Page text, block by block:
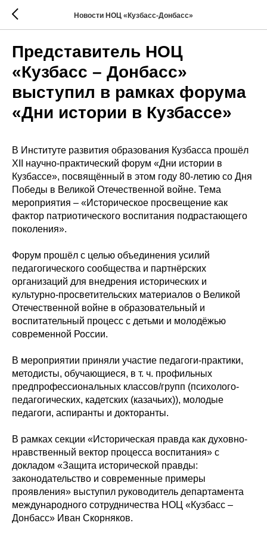
Новости НОЦ «Кузбасс-Донбасс»
Представитель НОЦ
«Кузбасс – Донбасс»
выступил в рамках форума
«Дни истории в Кузбассе»
В Институте развития образования Кузбасса прошёл
XII научно-практический форум «Дни истории в
Кузбассе», посвящённый в этом году 80-летию со Дня
Победы в Великой Отечественной войне. Тема
мероприятия – «Историческое просвещение как
фактор патриотического воспитания подрастающего
поколения».
Форум прошёл с целью объединения усилий
педагогического сообщества и партнёрских
организаций для внедрения исторических и
культурно-просветительских материалов о Великой
Отечественной войне в образовательный и
воспитательный процесс с детьми и молодёжью
современной России.
В мероприятии приняли участие педагоги-практики,
методисты, обучающиеся, в т. ч. профильных
предпрофессиональных классов/групп (психолого-
педагогических, кадетских (казачьих)), молодые
педагоги, аспиранты и докторанты.
В рамках секции «Историческая правда как духовно-
нравственный вектор процесса воспитания» с
докладом «Защита исторической правды:
законодательство и современные примеры
проявления» выступил руководитель департамента
международного сотрудничества НОЦ «Кузбасс –
Донбасс» Иван Скорняков.